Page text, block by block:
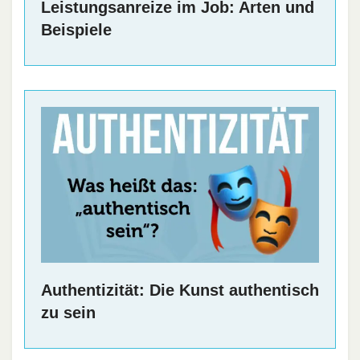
Leistungsanreize im Job: Arten und
Beispiele
Authentizität: Die Kunst authentisch
zu sein